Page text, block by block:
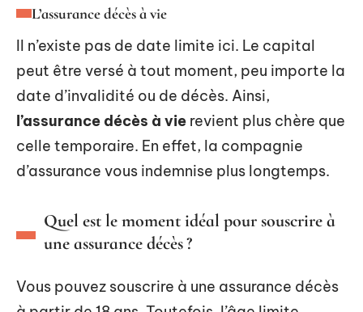
L’assurance décès à vie
Il n’existe pas de date limite ici. Le capital
peut être versé à tout moment, peu importe la
date d’invalidité ou de décès. Ainsi,
l’assurance décès à vie revient plus chère que
celle temporaire. En effet, la compagnie
d’assurance vous indemnise plus longtemps.
Quel est le moment idéal pour souscrire à
une assurance décès ?
Vous pouvez souscrire à une assurance décès